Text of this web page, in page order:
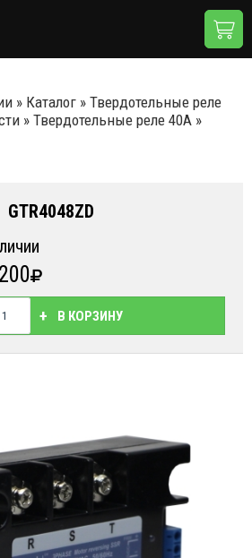
» Каталог » Твердотельные реле
» Твердотельные реле 40А »
GTR4048ZD
+ В КОРЗИНУ